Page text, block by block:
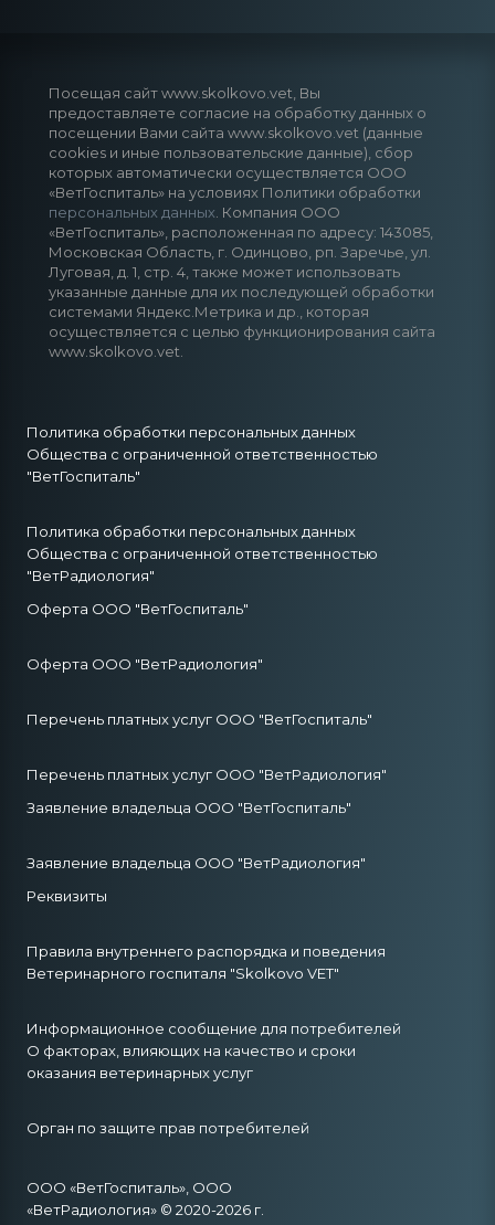
Посещая сайт www.skolkovo.vet, Вы
предоставляете согласие на обработку данных о
посещении Вами сайта www.skolkovo.vet (данные
cookies и иные пользовательские данные), сбор
которых автоматически осуществляется ООО
«ВетГоспиталь» на условиях Политики обработки
персональных данных . Компания ООО
«ВетГоспиталь», расположенная по адресу: 143085,
Московская Область, г. Одинцово, рп. Заречье, ул.
Луговая, д. 1, стр. 4, также может использовать
указанные данные для их последующей обработки
системами Яндекс.Метрика и др., которая
осуществляется с целью функционирования сайта
www.skolkovo.vet.
Политика обработки персональных данных
Общества с ограниченной ответственностью
"ВетГоспиталь"
Политика обработки персональных данных
Общества с ограниченной ответственностью
"ВетРадиология"
Оферта ООО "ВетГоспиталь"
Оферта ООО "ВетРадиология"
Перечень платных услуг ООО "ВетГоспиталь"
Перечень платных услуг ООО "ВетРадиология"
Заявление владельца ООО "ВетГоспиталь"
Заявление владельца ООО "ВетРадиология"
Реквизиты
Правила внутреннего распорядка и поведения
Ветеринарного госпиталя "Skolkovo VET"
Информационное сообщение для потребителей
О факторах, влияющих на качество и сроки
оказания ветеринарных услуг
Орган по защите прав потребителей
ООО «ВетГоспиталь», ООО
«ВетРадиология» © 2020-2026 г.